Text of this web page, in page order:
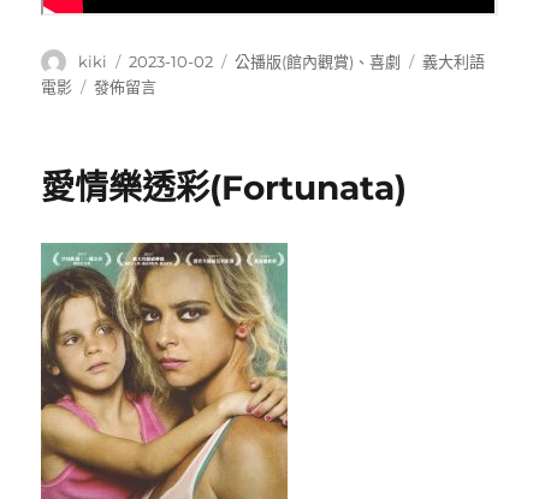
作
者
kiki
發
佈
2023-10-02
分
公播版(館內觀賞) 、喜劇
標
義大利語
電影
在
錢
發佈留言
愛情樂透彩(Fortunata)